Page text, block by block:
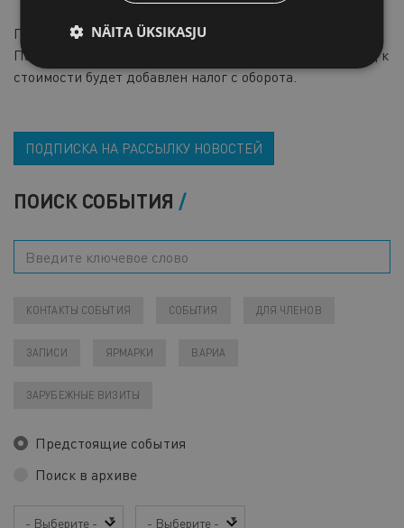
После плата за участие составит для членов Торговой
Палаты – 35 евро, для остальных участников – 55 евро, к
стоимости будет добавлен налог с оборота.
ПОДПИСКА НА РАССЫЛКУ НОВОСТЕЙ
ПОИСК СОБЫТИЯ
КОНТАКТЫ СОБЫТИЯ СОБЫТИЯ ДЛЯ ЧЛЕНОВ
ЗАПИСИ ЯРМАРКИ ВАРИА
ЗАРУБЕЖНЫЕ ВИЗИТЫ
Предстоящие события
Поиск в архиве
Год Месяц
NÄITA ÜKSIKASJU